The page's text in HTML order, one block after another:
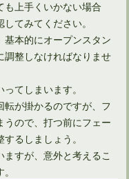
も上手くいかない場合
てみてください。
本的にオープンスタン
調整しなければなりませ
てしまいます。
が掛かるのですが、フ
うので、打つ前にフェー
るしましょう。
すが、意外と考えるこ